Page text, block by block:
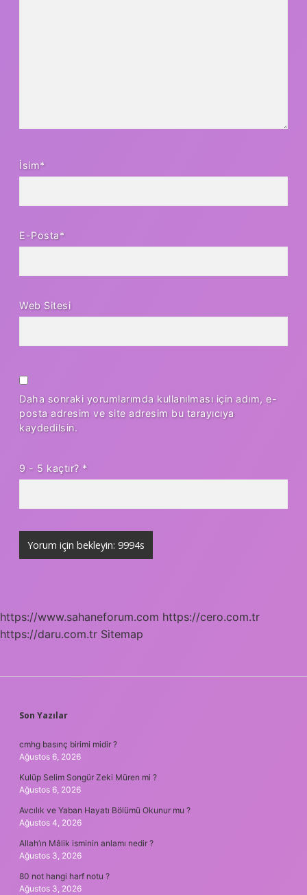
İsim*
E-Posta*
Web Sitesi
Daha sonraki yorumlarımda kullanılması için adım, e-
posta adresim ve site adresim bu tarayıcıya
kaydedilsin.
9 - 5 kaçtır? *
https://www.sahaneforum.com https://cero.com.tr
https://daru.com.tr Sitemap
SIDEBAR
Son Yazılar
cmhg basınç birimi midir ?
Ağustos 6, 2026
Kulüp Selim Songür Zeki Müren mi ?
Ağustos 6, 2026
Avcılık ve Yaban Hayatı Bölümü Okunur mu ?
Ağustos 4, 2026
Allah’ın Mâlik isminin anlamı nedir ?
Ağustos 3, 2026
80 not hangi harf notu ?
Ağustos 3, 2026